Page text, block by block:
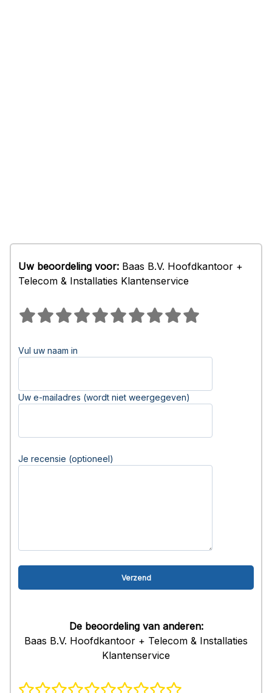
Uw beoordeling voor: Baas B.V. Hoofdkantoor +
Telecom & Installaties Klantenservice
Vul uw naam in
Uw e-mailadres (wordt niet weergegeven)
Je recensie (optioneel)
De beoordeling van anderen:
Baas B.V. Hoofdkantoor + Telecom & Installaties
Klantenservice